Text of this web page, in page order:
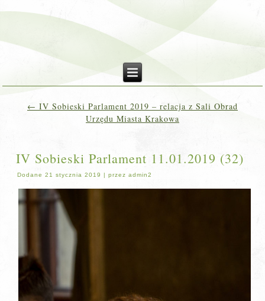
← IV Sobieski Parlament 2019 – relacja z Sali Obrad
Urzędu Miasta Krakowa
IV Sobieski Parlament 11.01.2019 (32)
Dodane 21 stycznia 2019 |przez admin2